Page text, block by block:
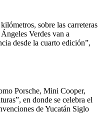
sobre las carreteras
Verdes van a
desde la cuarto edición”,
Porsche, Mini Cooper,
en donde se celebra el
de Yucatán Siglo